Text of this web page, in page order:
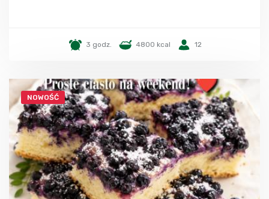
3 godz. 4800 kcal 12
NOWOŚĆ